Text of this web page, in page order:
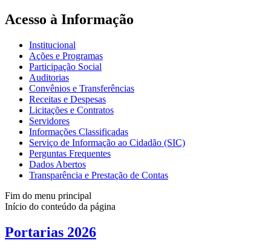
Acesso à Informação
Institucional
Ações e Programas
Participação Social
Auditorias
Convênios e Transferências
Receitas e Despesas
Licitações e Contratos
Servidores
Informações Classificadas
Serviço de Informação ao Cidadão (SIC)
Perguntas Frequentes
Dados Abertos
Transparência e Prestação de Contas
Fim do menu principal
Início do conteúdo da página
Portarias 2026